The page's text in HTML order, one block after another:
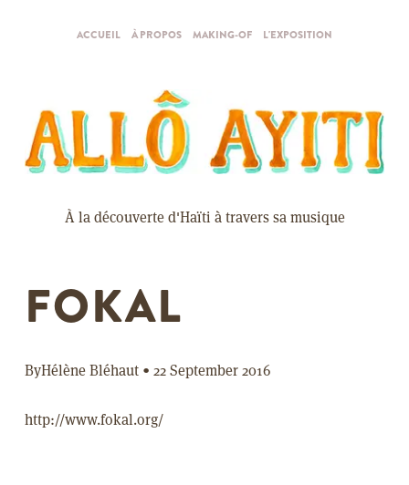
ACCUEIL À PROPOS MAKING-OF L'EXPOSITION
À la découverte d'Haïti à travers sa musique
FOKAL
ByHélène Bléhaut •22 September 2016
http://www.fokal.org/